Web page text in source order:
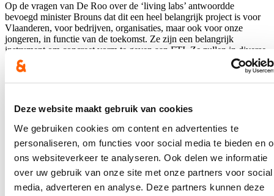
Deze website maakt gebruik van cookies
We gebruiken cookies om content en advertenties te
personaliseren, om functies voor social media te bieden en
ons websiteverkeer te analyseren. Ook delen we informatie
over uw gebruik van onze site met onze partners voor social
media, adverteren en analyse. Deze partners kunnen deze
Op de vragen van De Roo over de ‘living labs’ antwoordde
bevoegd minister Brouns dat dit een heel belangrijk project is voor
Vlaanderen, voor bedrijven, organisaties, maar ook voor onze
jongeren, in functie van de toekomst. Ze zijn een belangrijk
instrument om concreet vorm te geven aan FTI. Ze zullen in diverse
regio’s georganiseerd worden, met verschillende trajecten rond reële
maatschappelijke uitdagingen.
voorbeeld, zoals de biogebaseerde bio-economie. Wij hebben unieke
pilootinfrastructuur bij de Vlaamse Instelling voor Technologisch
Onderzoek (VITO). Biomassarestafval wordt als grondstof gebruikt
om nieuwe producten te maken, zodat we dus minder afhankelijk
worden van fossiele brandstoffen.
Stijn De Roo: FTI is een groots project, waaraan heel de
Vlaamse Regering zal moeten samenwerken. Het is belangrijk
na de grootste lancering, een zo groot mogelijke